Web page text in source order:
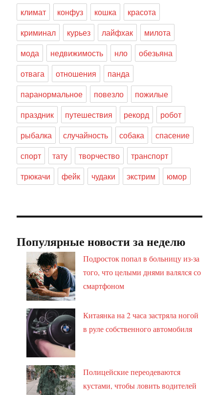
климат конфуз кошка
красота
криминал
курьез лайфхак
милота
мода
недвижимость нло
обезьяна
отвага
отношения
панда
паранормальное
повезло
пожилые
праздник
путешествия рекорд
робот
рыбалка
случайность собака
спасение
спорт
тату творчество
транспорт
трюкачи
фейк чудаки экстрим юмор
Популярные новости за неделю
Подросток попал в больницу из-за
того, что целыми днями валялся со
смартфоном
Китаянка на 2 часа застряла ногой
в руле собственного автомобиля
Полицейские переодеваются
кустами, чтобы ловить водителей